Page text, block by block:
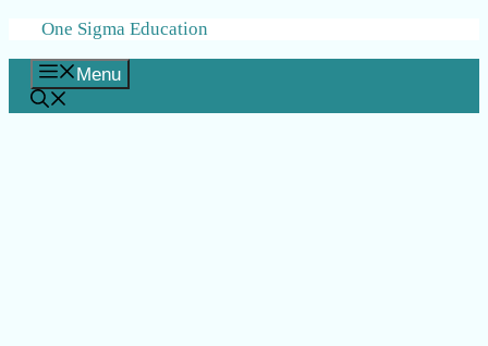
Skip
content
One Sigma Education
Menu